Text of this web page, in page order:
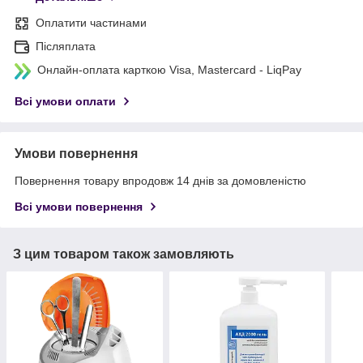
Оплатити частинами
Післяплата
Онлайн-оплата карткою Visa, Mastercard - LiqPay
Всі умови оплати
Умови повернення
Повернення товару впродовж 14 днів за домовленістю
Всі умови повернення
З цим товаром також замовляють